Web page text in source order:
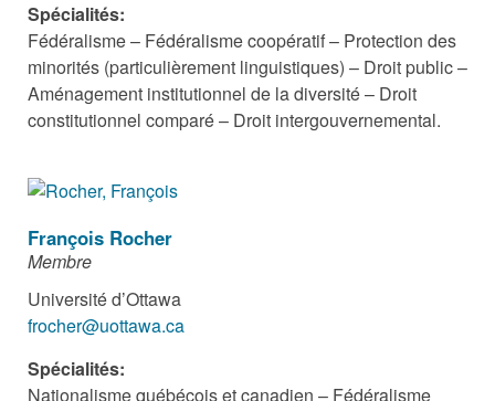
Spécialités:
Fédéralisme – Fédéralisme coopératif – Protection des
minorités (particulièrement linguistiques) – Droit public –
Aménagement institutionnel de la diversité – Droit
constitutionnel comparé – Droit intergouvernemental.
François Rocher
Membre
Université d’Ottawa
frocher@uottawa.ca
Spécialités:
Nationalisme québécois et canadien – Fédéralisme